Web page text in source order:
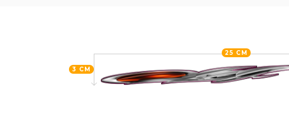
3 CM
25 CM